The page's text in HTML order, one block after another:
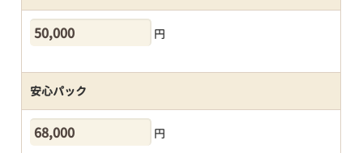
円
安心パック
円